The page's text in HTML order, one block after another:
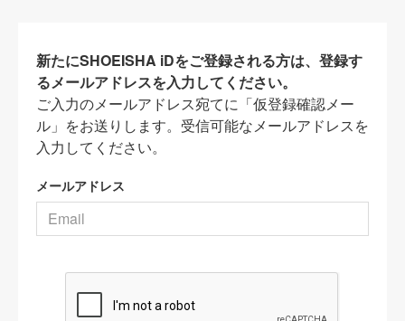
新たにSHOEISHA iDをご登録される方は、登録す
るメールアドレスを入力してください。
ご入力のメールアドレス宛てに「仮登録確認メー
ル」をお送りします。受信可能なメールアドレスを
入力してください。
メールアドレス